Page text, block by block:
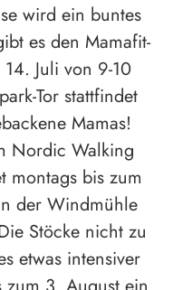
wird ein buntes
es den Mamafit-
Juli von 9-10
Tor stattfindet
Mamas!
Nordic Walking
montags bis zum
der Windmühle
Stöcke nicht zu
etwas intensiver